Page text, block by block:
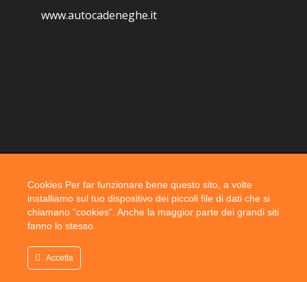
www.autocadeneghe.it
Coyright 2019 @ autocadoneghe s.a.s.
Cookies Per far funzionare bene questo sito, a volte
installiamo sul tuo dispositivo dei piccoli file di dati che si
chiamano "cookies". Anche la maggior parte dei grandi siti
fanno lo stesso.
Accetta